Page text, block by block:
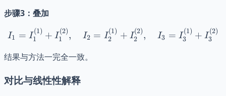
步骤3：叠加
I_1 = I_1^{(1)} +
I1 = I1
(1) + I1
(2), I2 = I2
(1) + I2
(2), I3 = I3
(1) + I3
(2)
结果与方法一完全一致。
对比与线性性解释